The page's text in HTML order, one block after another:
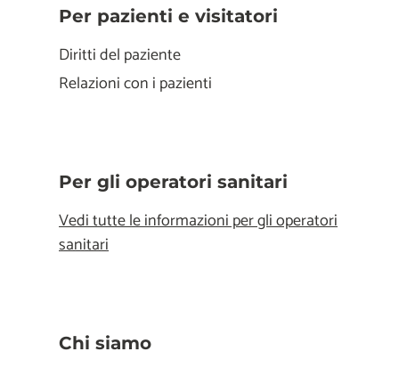
Per pazienti e visitatori
Diritti del paziente
Relazioni con i pazienti
Per gli operatori sanitari
Vedi tutte le informazioni per gli operatori
sanitari
Chi siamo